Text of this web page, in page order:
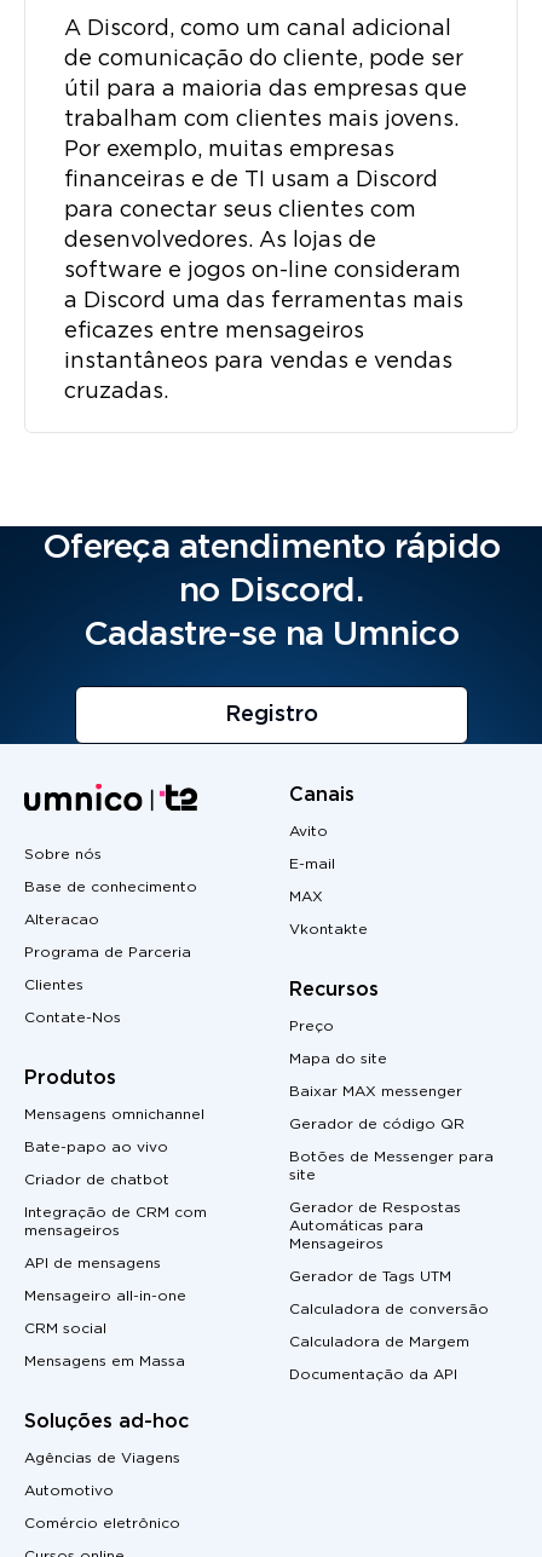
A Discord, como um canal adicional
de comunicação do cliente, pode ser
útil para a maioria das empresas que
trabalham com clientes mais jovens.
Por exemplo, muitas empresas
financeiras e de TI usam a Discord
para conectar seus clientes com
desenvolvedores. As lojas de
software e jogos on-line consideram
a Discord uma das ferramentas mais
eficazes entre mensageiros
instantâneos para vendas e vendas
cruzadas.
Ofereça atendimento rápido
no Discord.
Cadastre-se na Umnico
Registro
Sobre nós
Base de conhecimento
Alteracao
Programa de Parceria
Clientes
Contate-Nos
Produtos
Mensagens omnichannel
Bate-papo ao vivo
Criador de chatbot
Integração de CRM com
mensageiros
API de mensagens
Mensageiro all-in-one
CRM social
Mensagens em Massa
Soluções ad-hoc
Agências de Viagens
Automotivo
Comércio eletrônico
Canais
Avito
E-mail
MAX
Vkontakte
Recursos
Preço
Mapa do site
Baixar MAX messenger
Gerador de código QR
Botões de Messenger para
site
Gerador de Respostas
Automáticas para
Mensageiros
Gerador de Tags UTM
Calculadora de conversão
Calculadora de Margem
Documentação da API